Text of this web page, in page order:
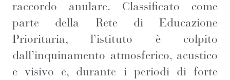
raccordo anulare. Classificato come
parte della Rete di Educazione
Prioritaria, l’istituto è colpito
dall’inquinamento atmosferico, acustico
e visivo e, durante i periodi di forte